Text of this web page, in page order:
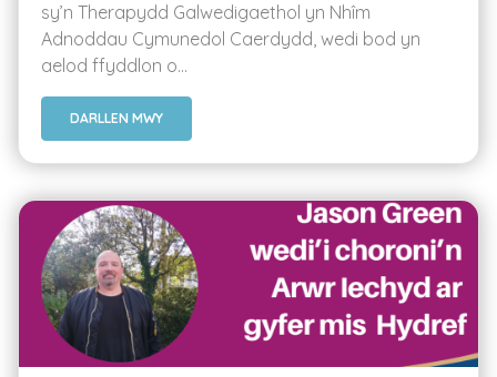
sy’n Therapydd Galwedigaethol yn Nhîm
Adnoddau Cymunedol Caerdydd, wedi bod yn
aelod ffyddlon o...
DARLLEN MWY